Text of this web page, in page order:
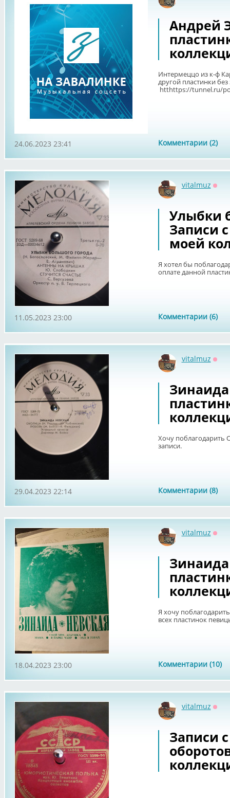
Андрей
Интермеццо из к-ф
другой пластинки
htthttps://tunnel.ru/
Комментарии (2)
24.06.2023 23:41
vitalmuz
Улыбки
Записи
моей
Я хотел бы
оплате данной
Комментарии (6)
11.05.2023 23:00
vitalmuz
Хочу поблагодарить
записи.
Комментарии (8)
29.04.2023 22:14
vitalmuz
Я хочу
всех пластинок
Комментарии (10)
18.04.2023 23:00
vitalmuz
Записи